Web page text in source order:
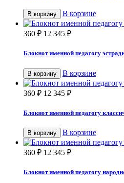
В корзину В корзине
360 ₽ 12 345 ₽
Блокнот именной педагогу
В корзину В корзине
360 ₽ 12 345 ₽
Блокнот именной педагогу
В корзину В корзине
360 ₽ 12 345 ₽
Блокнот именной педагогу